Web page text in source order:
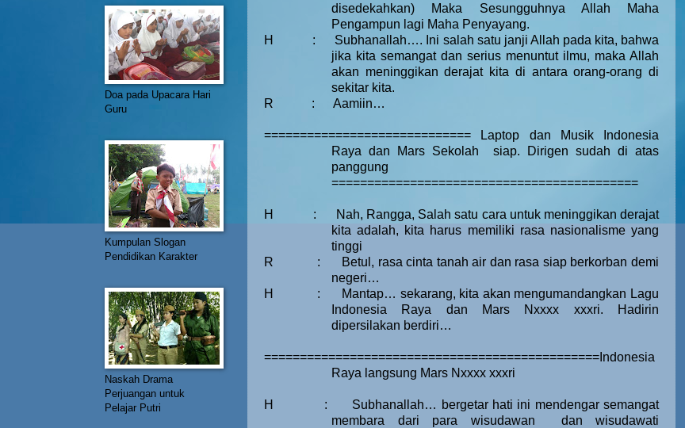
disedekahkan) Maka Sesungguhnya Allah Maha
Pengampun lagi Maha Penyayang.
H
:
Subhanallah…. Ini salah satu janji Allah pada kita, bahwa
jika kita semangat dan serius menuntut ilmu, maka Allah
akan meninggikan derajat kita di antara orang-orang di
sekitar kita.
R
: Aamiin…
============================= Laptop dan Musik Indonesia
Raya dan Mars Sekolah
siap. Dirigen sudah di atas
panggung
===========================================
H :
Nah, Rangga, Salah satu cara untuk meninggikan derajat
kita adalah, kita harus memiliki rasa nasionalisme yang
tinggi
R
:
Betul, rasa cinta tanah air dan rasa siap berkorban demi
negeri…
H
:
Mantap… sekarang, kita akan mengumandangkan Lagu
Indonesia Raya dan Mars Nxxxx xxxri. Hadirin
dipersilakan berdiri…
===============================================Indonesia
Raya langsung Mars Nxxxx xxxri
H :
Subhanallah… bergetar hati ini mendengar semangat
membara dari para wisudawan
dan wisudawati
Doa pada Upacara Hari
Guru
Kumpulan Slogan
Pendidikan Karakter
Naskah Drama
Perjuangan untuk
Pelajar Putri